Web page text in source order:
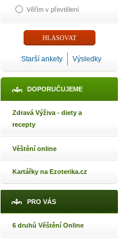
Věřím v převtělení
Starší ankety Výsledky
DOPORUČUJEME
Zdravá Výživa - diety a
recepty
Věštění online
Kartářky na Ezoterika.cz
PRO VÁS
6 druhů Věštění Online